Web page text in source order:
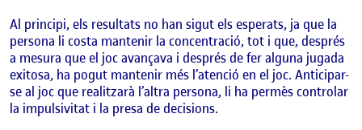
Al principi, els resultats no han sigut els esperats, ja que la
persona li costa mantenir la concentració, tot i que, després
a mesura que el joc avançava i després de fer alguna jugada
exitosa, ha pogut mantenir més l’atenció en el joc. Anticipar-
se al joc que realitzarà l’altra persona, li ha permès controlar
la impulsivitat i la presa de decisions.